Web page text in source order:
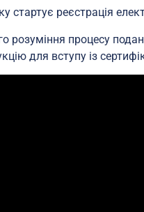
стартує реєстрація
розуміння процесу
для вступу із